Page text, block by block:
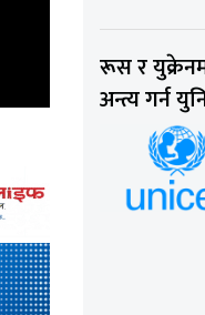
रूस र
अन्त्य गर्न